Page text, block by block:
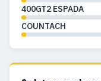
400GT2 ESPADA
COUNTACH